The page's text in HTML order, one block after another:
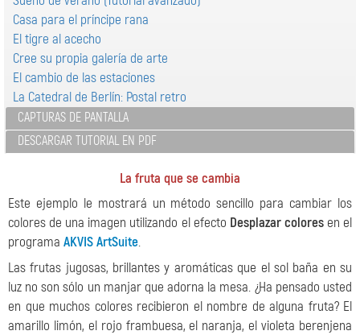
Casa para el príncipe rana
El tigre al acecho
Cree su propia galería de arte
El cambio de las estaciones
La Catedral de Berlín: Postal retro
CAPTURAS DE PANTALLA
DESCARGAR TUTORIAL EN PDF
La fruta que se cambia
Este ejemplo le mostrará un método sencillo para cambiar los
colores de una imagen utilizando el efecto Desplazar coloresen el
programa AKVIS ArtSuite.
Las frutas jugosas, brillantes y aromáticas que el sol baña en su
luz no son sólo un manjar que adorna la mesa. ¿Ha pensado usted
en que muchos colores recibieron el nombre de alguna fruta? El
amarillo limón, el rojo frambuesa, el naranja, el violeta berenjena